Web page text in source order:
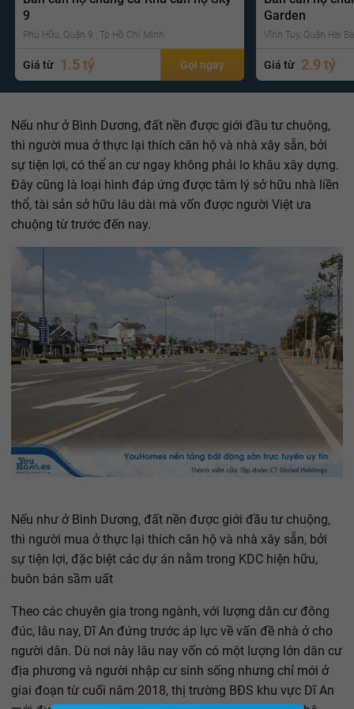
9
Phú Hữu, Quận 9 , Tp Hồ Chí Minh
Giá từ 1.5 tỷ Gọi ngay
Garden
Vĩnh Tuy, Quận Hai
Giá từ 2.9 tỷ
Nếu như ở Bình Dương, đất nền được giới đầu tư chuộng,
thì người mua ở thực lại thích căn hộ và nhà xây sẵn, bởi
sự tiện lợi, có thể an cư ngay không phải lo khâu xây dựng.
Đây cũng là loại hình đáp ứng được tâm lý sở hữu nhà liền
thổ, tài sản sở hữu lâu dài mà vốn được người Việt ưa
chuộng từ trước đến nay.
Nếu như ở Bình Dương, đất nền được giới đầu tư chuộng,
thì người mua ở thực lại thích căn hộ và nhà xây sẵn, bởi
sự tiện lợi, đặc biệt các dự án nằm trong KDC hiện hữu,
buôn bán sầm uất
Theo các chuyên gia trong ngành, với lượng dân cư đông
đúc, lâu nay, Dĩ An đứng trước áp lực về vấn đề nhà ở cho
người dân. Dù nơi này lâu nay vốn có một lượng lớn dân cư
địa phương và người nhập cư sinh sống nhưng chỉ mới ở
giai đoạn từ cuối năm 2018, thị trường BĐS khu vực Dĩ An